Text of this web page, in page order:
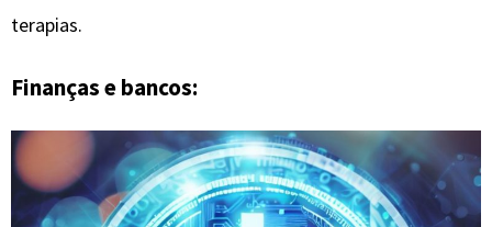
terapias.
Finanças e bancos: